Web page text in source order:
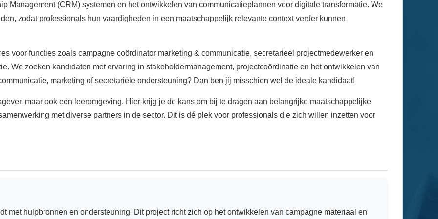
Management (CRM) systemen en het ontwikkelen van communicatieplannen voor digitale transformatie. We
zodat professionals hun vaardigheden in een maatschappelijk relevante context verder kunnen
voor functies zoals campagne coördinator marketing & communicatie, secretarieel projectmedewerker en
We zoeken kandidaten met ervaring in stakeholdermanagement, projectcoördinatie en het ontwikkelen van
marketing of secretariële ondersteuning? Dan ben jij misschien wel de ideale kandidaat!
maar ook een leeromgeving. Hier krijg je de kans om bij te dragen aan belangrijke maatschappelijke
met diverse partners in de sector. Dit is dé plek voor professionals die zich willen inzetten voor
met hulpbronnen en ondersteuning. Dit project richt zich op het ontwikkelen van campagne materiaal en